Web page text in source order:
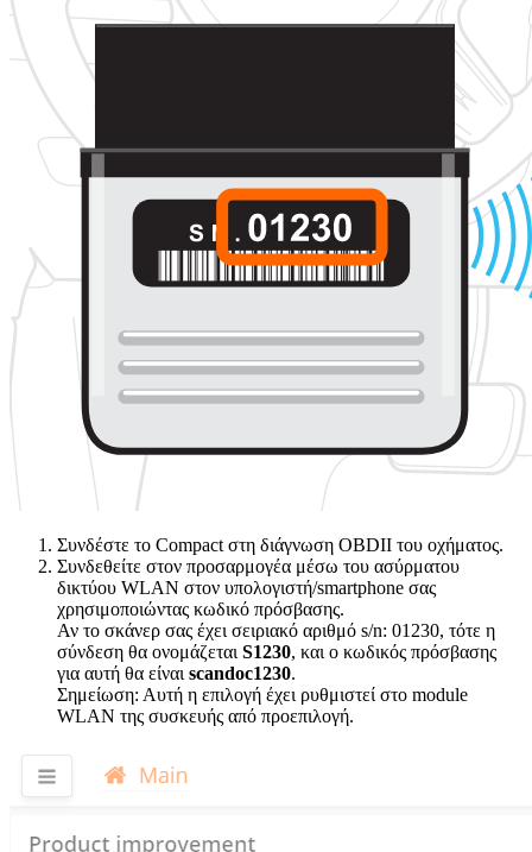
Συνδέστε το Compact στη διάγνωση OBDII του οχήματος.
Συνδεθείτε στον προσαρμογέα μέσω του ασύρματου
δικτύου WLAN στον υπολογιστή/smartphone σας
χρησιμοποιώντας κωδικό πρόσβασης.
Αν το σκάνερ σας έχει σειριακό αριθμό s/n: 01230, τότε η
σύνδεση θα ονομάζεται S1230, και ο κωδικός πρόσβασης
για αυτή θα είναι scandoc1230.
Σημείωση: Αυτή η επιλογή έχει ρυθμιστεί στο module
WLAN της συσκευής από προεπιλογή.